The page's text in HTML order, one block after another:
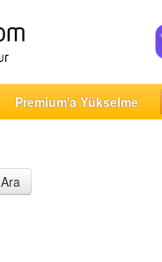
Premium'a Yükselme
Ara